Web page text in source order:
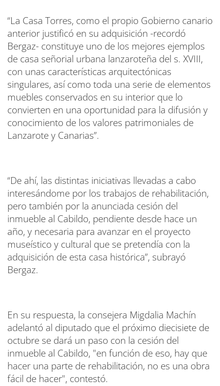
“La Casa Torres, como el propio Gobierno canario
anterior justificó en su adquisición -recordó
Bergaz- constituye uno de los mejores ejemplos
de casa señorial urbana lanzaroteña del s. XVIII,
con unas características arquitectónicas
singulares, así como toda una serie de elementos
muebles conservados en su interior que lo
convierten en una oportunidad para la difusión y
conocimiento de los valores patrimoniales de
Lanzarote y Canarias”.
“De ahí, las distintas iniciativas llevadas a cabo
interesándome por los trabajos de rehabilitación,
pero también por la anunciada cesión del
inmueble al Cabildo, pendiente desde hace un
año, y necesaria para avanzar en el proyecto
museístico y cultural que se pretendía con la
adquisición de esta casa histórica”, subrayó
Bergaz.
En su respuesta, la consejera Migdalia Machín
adelantó al diputado que el próximo diecisiete de
octubre se dará un paso con la cesión del
inmueble al Cabildo, "en función de eso, hay que
hacer una parte de rehabilitación, no es una obra
fácil de hacer", contestó.